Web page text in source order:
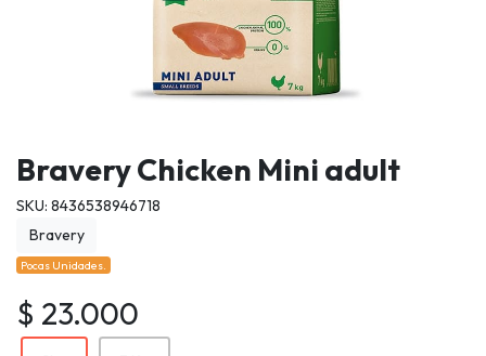
Bravery Chicken Mini adult
SKU: 8436538946718
Bravery
Pocas Unidades.
$ 23.000